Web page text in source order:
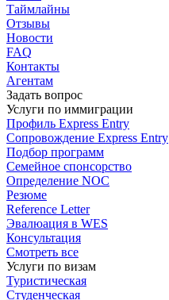
Таймлайны
Отзывы
Новости
FAQ
Контакты
Агентам
Задать вопрос
Услуги по иммиграции
Профиль Express Entry
Сопровождение Express Entry
Подбор программ
Семейное спонсорство
Определение NOC
Резюме
Reference Letter
Эвалюация в WES
Консультация
Смотреть все
Услуги по визам
Туристическая
Студенческая